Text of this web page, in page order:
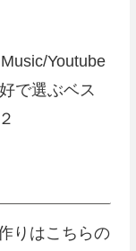
Youtube
で選ぶベス
りはこちらの